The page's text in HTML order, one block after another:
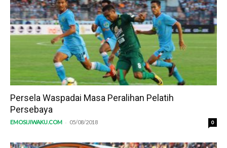
Persela Waspadai Masa Peralihan Pelatih
Persebaya
EMOSIJIWAKU.COM - 05/08/2018 0